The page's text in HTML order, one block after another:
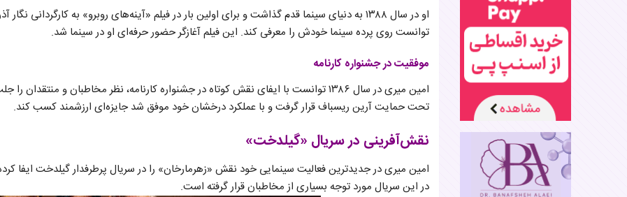
او در سال ۱۳۸۸ به دنیای سینما قدم گذاشت و برای اولین بار در فیلم «آینه‌های روبرو» به کارگردانی
توانست روی پرده سینما خودش را معرفی کند. این فیلم آغازگر حضور حرفه‌ای او در سینما شد.
موفقیت در جشنواره کارنامه
امین میری در سال ۱۳۸۶ توانست با ایفای نقش کوتاه در جشنواره کارنامه، نظر مخاطبان و
تحت حمایت آرین ریسباف قرار گرفت و با عملکرد درخشان خود موفق شد جایزه‌ای ارزشمند کسب کند.
نقش‌آفرینی در سریال «گیلدخت»
امین میری در جدیدترین فعالیت سینمایی خود نقش «زهرمارخان» را در سریال پرطرفدار گیلدخت
در این سریال مورد توجه بسیاری از مخاطبان قرار گرفته است.